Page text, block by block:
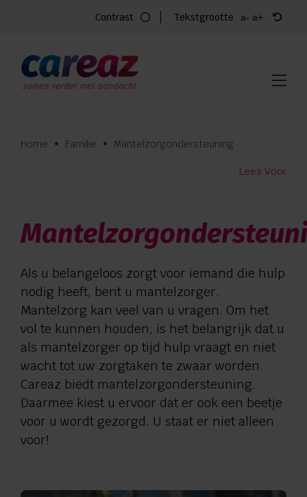
Contrast Tekstgrootte a- a+
Home • Familie • Mantelzorgondersteuning
Lees Voor
Als u belangeloos zorgt voor iemand die hulp
nodig heeft, bent u mantelzorger.
Mantelzorg kan veel van u vragen. Om het
vol te kunnen houden, is het belangrijk dat u
als mantelzorger op tijd hulp vraagt en niet
wacht tot uw zorgtaken te zwaar worden.
Careaz biedt mantelzorgondersteuning.
Daarmee kiest u ervoor dat er ook een beetje
voor u wordt gezorgd. U staat er niet alleen
voor!
Home
Zorg
Familie
Vrijwilligers
Contact
Privacy
088 110 6000